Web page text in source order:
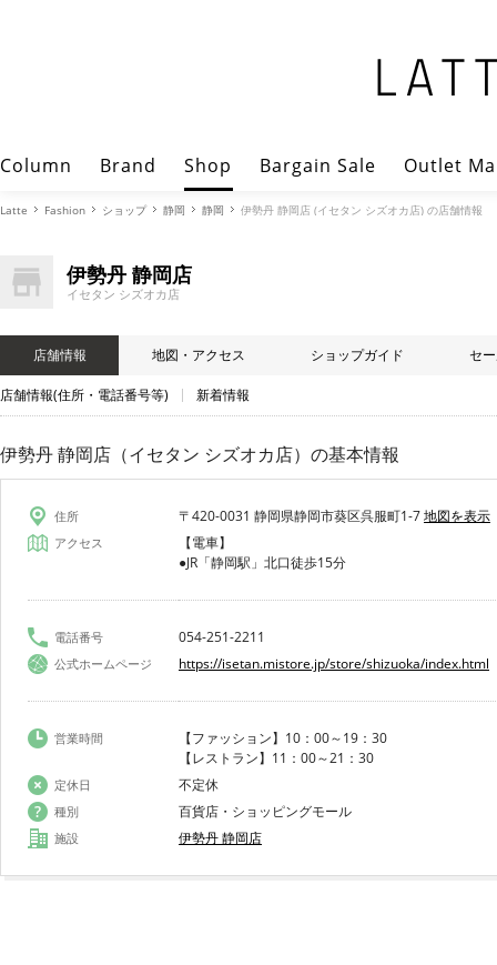
Column Brand Shop Bargain Sale Outlet
Latte Fashion ショップ 静岡 静岡 伊勢丹 静岡店 (イセタン シズオカ店) の店舗情報
伊勢丹 静岡店
イセタン シズオカ店
店舗情報 地図・アクセス ショップガイド セ
店舗情報(住所・電話番号等) 新着情報
伊勢丹 静岡店（イセタン シズオカ店） の基本情報
住所 〒420-0031 静岡県静岡市葵区呉服町1-7地図を表示
アクセス
【電車】
●JR「静岡駅」北口徒歩15分
電話番号 054-251-2211
公式ホームページ https://isetan.mistore.jp/store/shizuoka/index.html
営業時間
【ファッション】10：00～19：30
【レストラン】11：00～21：30
定休日 不定休
種別 百貨店・ショッピングモール
施設 伊勢丹 静岡店